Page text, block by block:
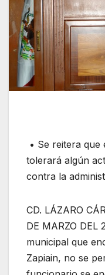
• Se reitera
tolerará algún
contra la
CD. LÁZARO
DE MARZO DEL
municipal que
Zapiain, no se